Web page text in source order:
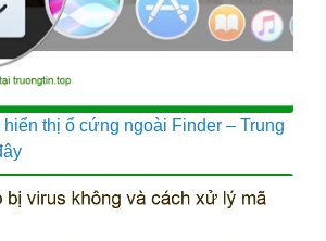
hiển thị ổ cứng ngoài Finder – Trung